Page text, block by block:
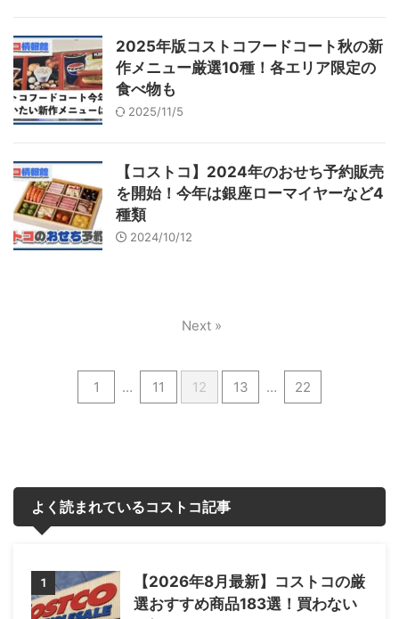
2025年版コストコフードコート秋の新
作メニュー厳選10種！各エリア限定の
食べ物も
2025/11/5
【コストコ】2024年のおせち予約販売
を開始！今年は銀座ローマイヤーなど4
種類
2024/10/12
1 … 11 12 13 … 22
Next »
よく読まれているコストコ記事
1
【2026年8月最新】コストコの厳
選おすすめ商品183選！買わない